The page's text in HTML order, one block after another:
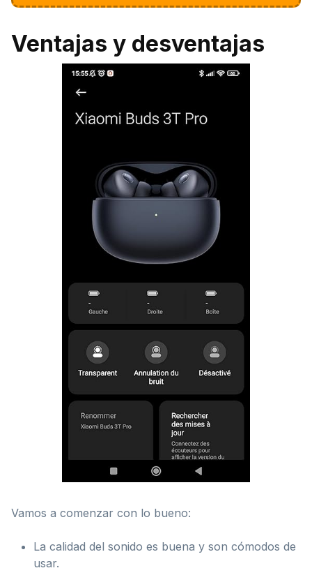
Ventajas y desventajas
Vamos a comenzar con lo bueno:
La calidad del sonido es buena y son cómodos de
usar.